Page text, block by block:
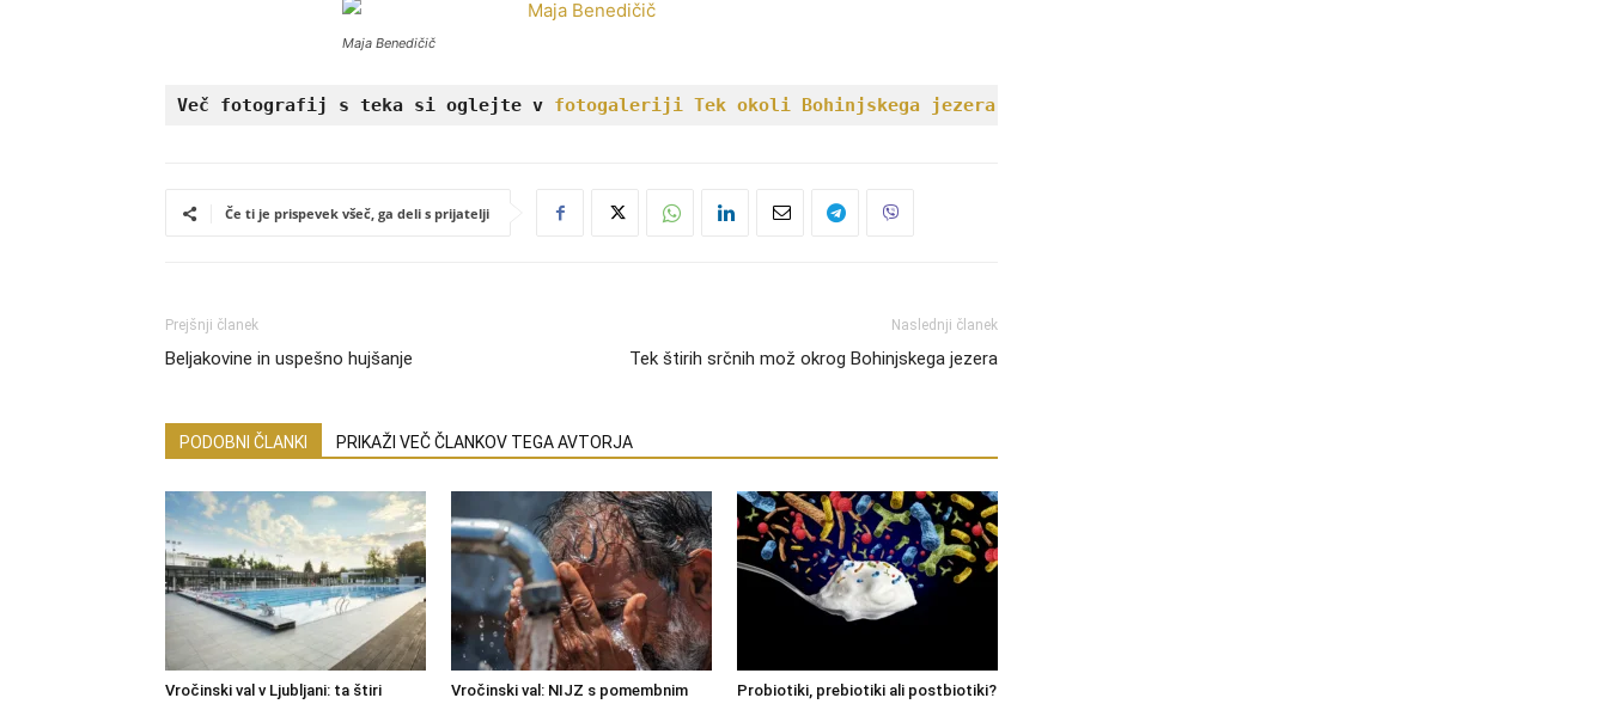
Maja Benedičič
Več fotografij s teka si oglejte v fotogaleriji Tek okoli Bohinjskega jezera
Če ti je prispevek všeč, ga deli s prijatelji
Prejšnji članek
Beljakovine in uspešno hujšanje
Naslednji članek
Tek štirih srčnih mož okrog Bohinjskega jezera
PODOBNI ČLANKI PRIKAŽI VEČ ČLANKOV TEGA AVTORJA
Vročinski val v Ljubljani: ta štiri
Vročinski val: NIJZ s pomembnim
Probiotiki, prebiotiki ali postbiotiki?